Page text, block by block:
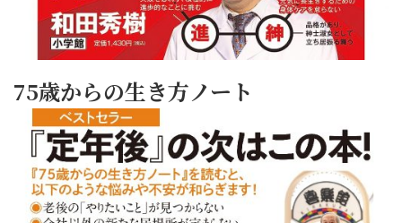
75歳からの生き方ノート